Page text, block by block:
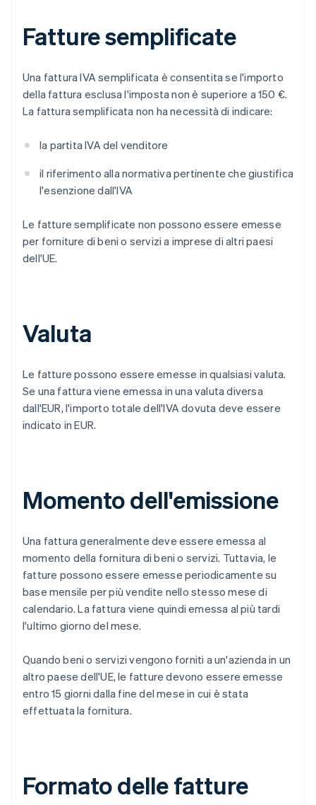
Fatture semplificate
Una fattura IVA semplificata è consentita se l'importo
della fattura esclusa l'imposta non è superiore a 150 €.
La fattura semplificata non ha necessità di indicare:
la partita IVA del venditore
il riferimento alla normativa pertinente che giustifica
l'esenzione dall'IVA
Le fatture semplificate non possono essere emesse
per forniture di beni o servizi a imprese di altri paesi
dell'UE.
Valuta
Le fatture possono essere emesse in qualsiasi valuta.
Se una fattura viene emessa in una valuta diversa
dall'EUR, l'importo totale dell'IVA dovuta deve essere
indicato in EUR.
Momento dell'emissione
Una fattura generalmente deve essere emessa al
momento della fornitura di beni o servizi. Tuttavia, le
fatture possono essere emesse periodicamente su
base mensile per più vendite nello stesso mese di
calendario. La fattura viene quindi emessa al più tardi
l'ultimo giorno del mese.
Quando beni o servizi vengono forniti a un'azienda in un
altro paese dell'UE, le fatture devono essere emesse
entro 15 giorni dalla fine del mese in cui è stata
effettuata la fornitura.
Formato delle fatture